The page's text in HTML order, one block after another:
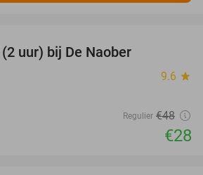
uur) bij De Naober
9.6 star
Regulier €48
€28